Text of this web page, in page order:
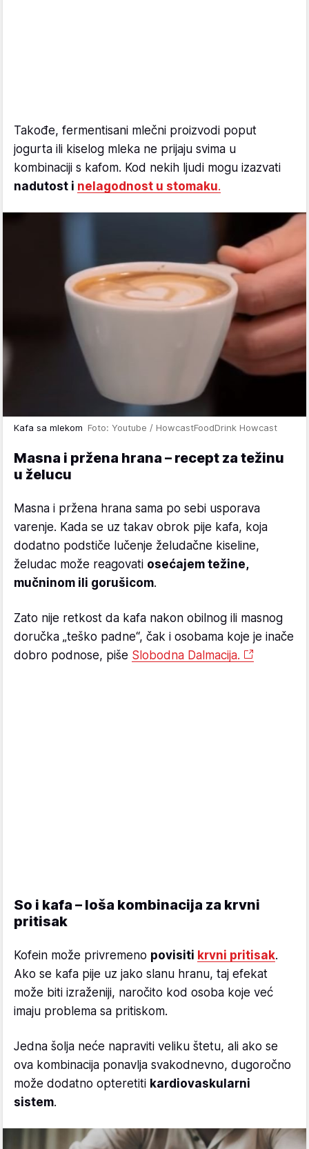
Takođe, fermentisani mlečni proizvodi poput
jogurta ili kiselog mleka ne prijaju svima u
kombinaciji s kafom. Kod nekih ljudi mogu izazvati
nadutost i nelagodnost u stomaku.
Kafa sa mlekom Foto: Youtube / HowcastFoodDrink Howcast
Masna i pržena hrana – recept za težinu
u želucu
Masna i pržena hrana sama po sebi usporava
varenje. Kada se uz takav obrok pije kafa, koja
dodatno podstiče lučenje želudačne kiseline,
želudac može reagovati osećajem težine,
mučninom ili gorušicom.
Zato nije retkost da kafa nakon obilnog ili masnog
doručka „teško padne“, čak i osobama koje je inače
dobro podnose, piše Slobodna Dalmacija.
So i kafa – loša kombinacija za krvni
pritisak
Kofein može privremeno povisiti krvni pritisak.
Ako se kafa pije uz jako slanu hranu, taj efekat
može biti izraženiji, naročito kod osoba koje već
imaju problema sa pritiskom.
Jedna šolja neće napraviti veliku štetu, ali ako se
ova kombinacija ponavlja svakodnevno, dugoročno
može dodatno opteretiti kardiovaskularni
sistem.